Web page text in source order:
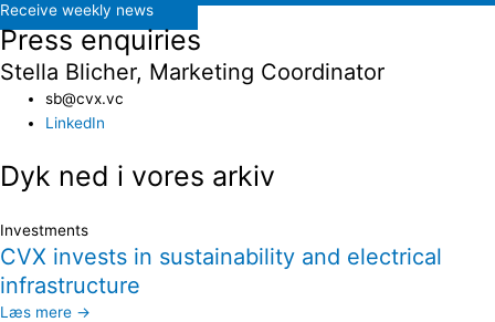
Receive weekly news
Press enquiries
Stella Blicher, Marketing Coordinator
sb@cvx.vc​
LinkedIn
Dyk ned i vores arkiv
Investments
CVX invests in sustainability and electrical
infrastructure
Læs mere →